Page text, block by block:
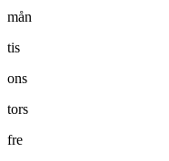
mån
tis
ons
tors
fre